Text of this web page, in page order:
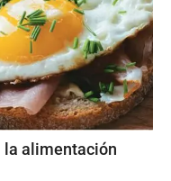
la alimentación